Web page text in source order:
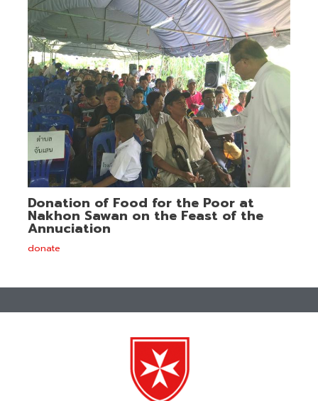
Donation of Food for the Poor at
Nakhon Sawan on the Feast of the
Annuciation
donate